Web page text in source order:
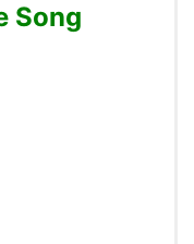
Song